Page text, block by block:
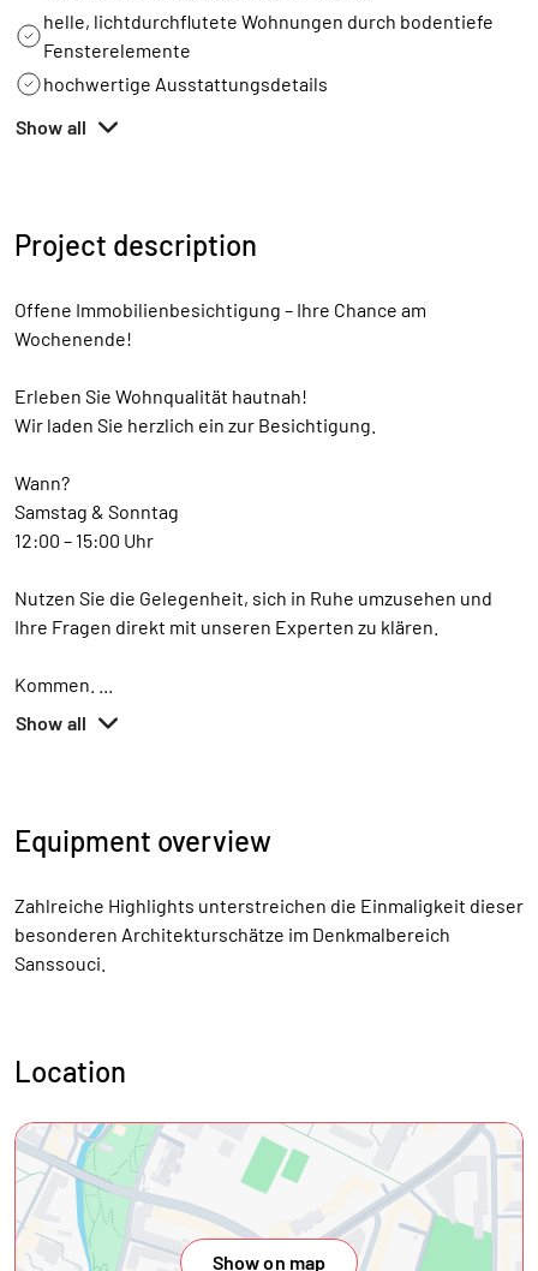
helle, lichtdurchflutete Wohnungen durch bodentiefe
Fensterelemente
hochwertige Ausstattungsdetails
Show all
Project description
Offene Immobilienbesichtigung – Ihre Chance am
Wochenende!
Erleben Sie Wohnqualität hautnah!
Wir laden Sie herzlich ein zur Besichtigung.
Wann?
Samstag & Sonntag
12:00 – 15:00 Uhr
Nutzen Sie die Gelegenheit, sich in Ruhe umzusehen und
Ihre Fragen direkt mit unseren Experten zu klären.
Kommen.
Show all
Equipment overview
Zahlreiche Highlights unterstreichen die Einmaligkeit dieser
besonderen Architekturschätze im Denkmalbereich
Sanssouci.
Location
Show on map